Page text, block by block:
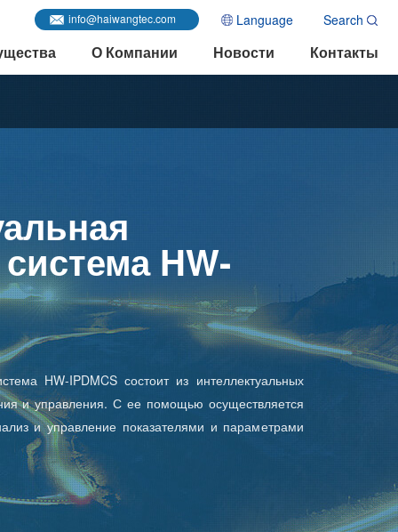
Search
Language
info@haiwangtec.com
О Компании Новости Контакты
HW-
HW-IPDMCS состоит из интеллектуальных
и управления. С ее помощью осуществляется
и управление показателями и параметрами